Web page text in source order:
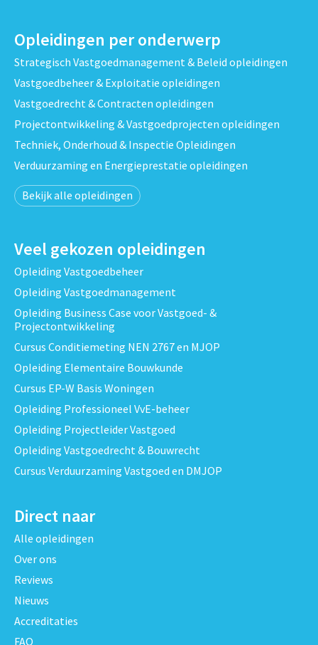
Opleidingen per onderwerp
Strategisch Vastgoedmanagement & Beleid opleidingen
Vastgoedbeheer & Exploitatie opleidingen
Vastgoedrecht & Contracten opleidingen
Projectontwikkeling & Vastgoedprojecten opleidingen
Techniek, Onderhoud & Inspectie Opleidingen
Verduurzaming en Energieprestatie opleidingen
Bekijk alle opleidingen
Veel gekozen opleidingen
Opleiding Vastgoedbeheer
Opleiding Vastgoedmanagement
Opleiding Business Case voor Vastgoed- &
Projectontwikkeling
Cursus Conditiemeting NEN 2767 en MJOP
Opleiding Elementaire Bouwkunde
Cursus EP-W Basis Woningen
Opleiding Professioneel VvE-beheer
Opleiding Projectleider Vastgoed
Opleiding Vastgoedrecht & Bouwrecht
Cursus Verduurzaming Vastgoed en DMJOP
Direct naar
Alle opleidingen
Over ons
Reviews
Nieuws
Accreditaties
FAQ